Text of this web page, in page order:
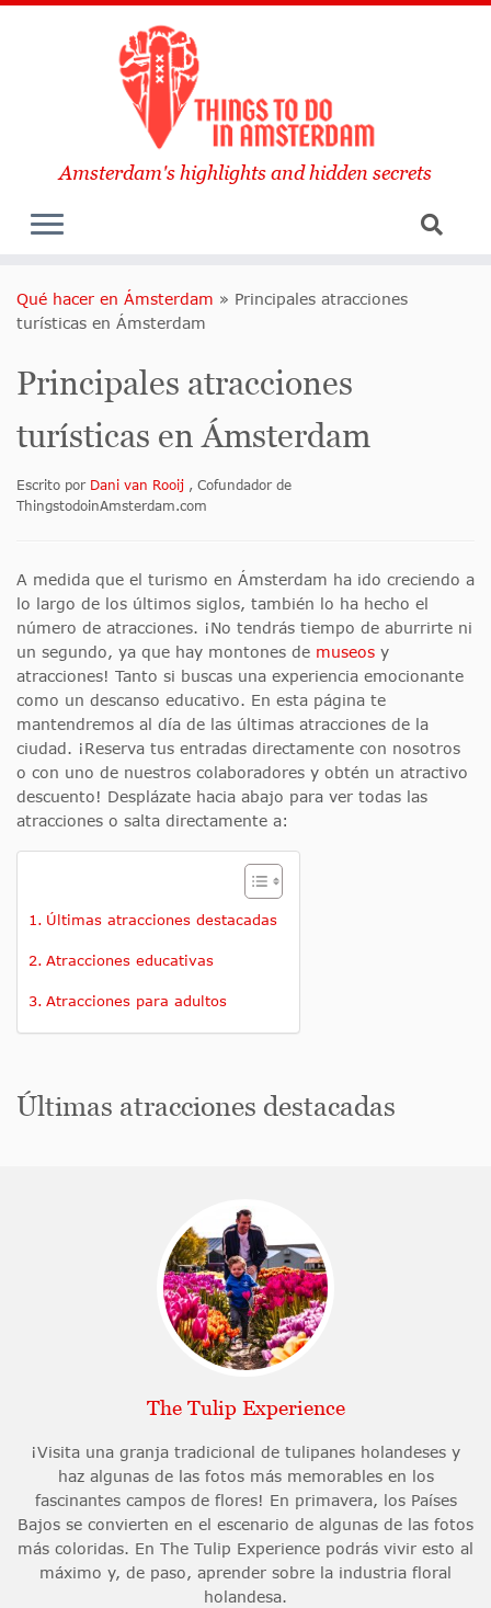
Amsterdam's highlights and hidden secrets
Qué hacer en Ámsterdam » Principales atracciones
turísticas en Ámsterdam
Principales atracciones
turísticas en Ámsterdam
Escrito por Dani van Rooij , Cofundador de
ThingstodoinAmsterdam.com
A medida que el turismo en Ámsterdam ha ido creciendo a
lo largo de los últimos siglos, también lo ha hecho el
número de atracciones. ¡No tendrás tiempo de aburrirte ni
un segundo, ya que hay montones de museos y
atracciones! Tanto si buscas una experiencia emocionante
como un descanso educativo. En esta página te
mantendremos al día de las últimas atracciones de la
ciudad. ¡Reserva tus entradas directamente con nosotros
o con uno de nuestros colaboradores y obtén un atractivo
descuento! Desplázate hacia abajo para ver todas las
atracciones o salta directamente a:
Últimas atracciones destacadas
Atracciones educativas
Atracciones para adultos
Últimas atracciones destacadas
The Tulip Experience
¡Visita una granja tradicional de tulipanes holandeses y
haz algunas de las fotos más memorables en los
fascinantes campos de flores! En primavera, los Países
Bajos se convierten en el escenario de algunas de las fotos
más coloridas. En The Tulip Experience podrás vivir esto al
máximo y, de paso, aprender sobre la industria floral
holandesa.